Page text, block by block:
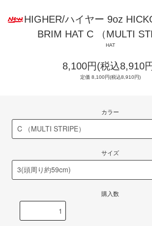
HIGHER/ハイヤー 9oz
BRIM HAT C （MULTI
HAT
8,100円(税込8,910
定価 8,100円(税込8,910円)
カラー
サイズ
購入数